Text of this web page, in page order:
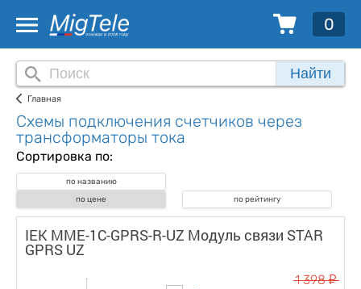
0
Найти
Главная
Схемы подключения счетчиков через
трансформаторы тока
Сортировка по:
по названию
по цене
по рейтингу
IEK MME-1C-GPRS-R-UZ Модуль связи STAR
GPRS UZ
1 398у